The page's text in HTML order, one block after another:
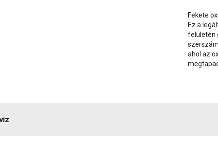
Fekete
Ez a
felületén
ahol az